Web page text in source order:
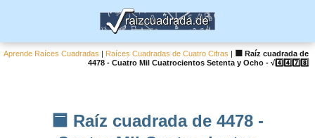
Aprende Raíces Cuadradas | Raíces Cuadradas de Cuatro Cifras |
🟦 Raíz cuadrada de
4478 - Cuatro Mil Cuatrocientos Setenta y Ocho - √4️⃣4️⃣7️⃣8️⃣
🟦 Raíz cuadrada de 4478 -